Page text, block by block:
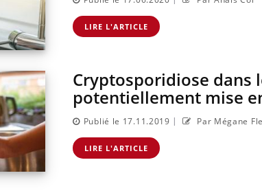
LIRE L'ARTICLE
Cryptosporidiose dans
potentiellement mise
Publié le 17.11.2019 | Par Mégane
LIRE L'ARTICLE